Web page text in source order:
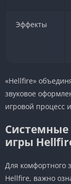
Эффекты
«Hellfire»
звуковое
игровой процесс
Системные
игры
Для комфортного
Hellfire, важно